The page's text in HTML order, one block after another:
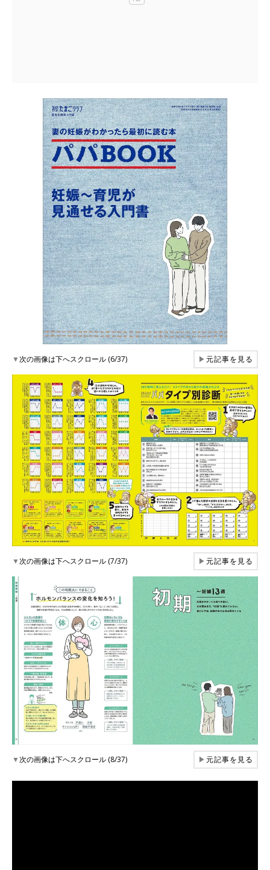
▼次の画像は下へスクロール (6/37) ▶元記事を見る
▼次の画像は下へスクロール (7/37) ▶元記事を見る
▼次の画像は下へスクロール (8/37) ▶元記事を見る